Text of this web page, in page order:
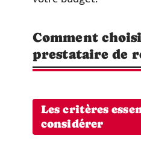
Comment
prestataire de
Les critères
considérer